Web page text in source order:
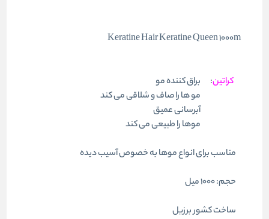
Keratine Hair Keratine Queen 1000m
کراتین:
براق کننده مو
مو ها را صاف و شلاقی می کند
آبرسانی عمیق
موها را طبیعی می کند
مناسب برای انواع موها به خصوص آسیب دیده
حجم: ۱۰۰۰ میل
ساخت کشور برزیل